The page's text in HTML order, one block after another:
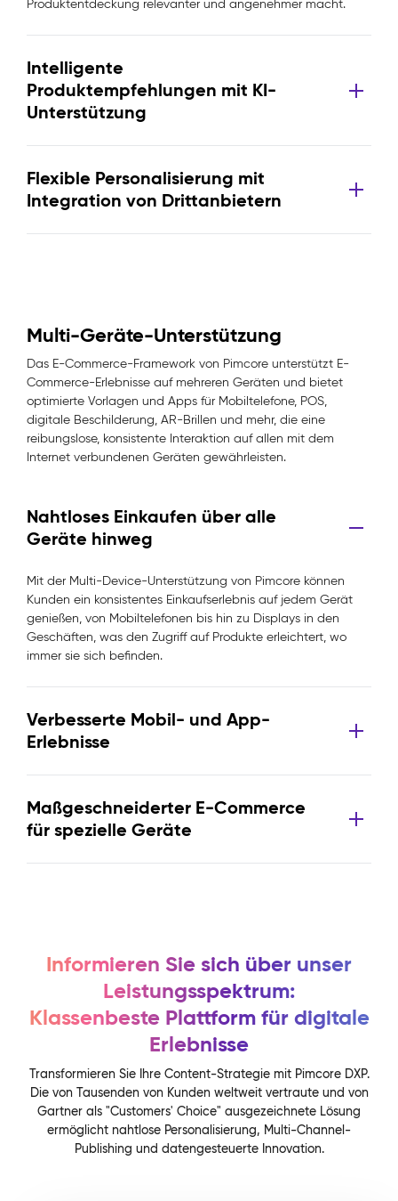
Produktentdeckung relevanter und angenehmer macht.
Intelligente
Produktempfehlungen mit KI-
Unterstützung
Flexible Personalisierung mit
Integration von Drittanbietern
Multi-Geräte-Unterstützung
Das E-Commerce-Framework von Pimcore unterstützt E-
Commerce-Erlebnisse auf mehreren Geräten und bietet
optimierte Vorlagen und Apps für Mobiltelefone, POS,
digitale Beschilderung, AR-Brillen und mehr, die eine
reibungslose, konsistente Interaktion auf allen mit dem
Internet verbundenen Geräten gewährleisten.
Nahtloses Einkaufen über alle
Geräte hinweg
Mit der Multi-Device-Unterstützung von Pimcore können
Kunden ein konsistentes Einkaufserlebnis auf jedem Gerät
genießen, von Mobiltelefonen bis hin zu Displays in den
Geschäften, was den Zugriff auf Produkte erleichtert, wo
immer sie sich befinden.
Verbesserte Mobil- und App-
Erlebnisse
Maßgeschneiderter E-Commerce
für spezielle Geräte
Informieren Sie sich über unser
Leistungsspektrum:
Klassenbeste Plattform für digitale
Erlebnisse
Transformieren Sie Ihre Content-Strategie mit Pimcore DXP.
Die von Tausenden von Kunden weltweit vertraute und von
Gartner als "Customers' Choice" ausgezeichnete Lösung
ermöglicht nahtlose Personalisierung, Multi-Channel-
Publishing und datengesteuerte Innovation.